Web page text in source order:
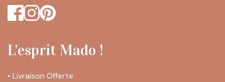
L'esprit Mado !
• Livraison Offerte